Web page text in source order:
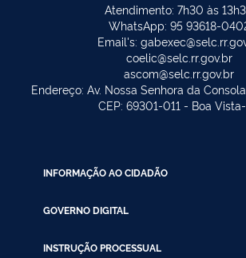
Atendimento: 7h30 às
WhatsApp: 95 93618-
Email's:
coelic@selc.rr.gov.br
ascom@selc.rr.gov.br
Endereço: Av. Nossa Senhora da
CEP: 69301-011 - Boa
INFORMAÇÃO AO CIDADÃO
GOVERNO DIGITAL
INSTRUÇÃO PROCESSUAL